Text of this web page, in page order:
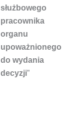
służbowego
pracownika
organu
upoważnionego
do wydania
decyzji”